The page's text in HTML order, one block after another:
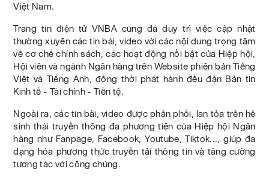
Việt Nam.
Trang tin điện tử VNBA cũng đã duy trì việc cập nhật
thường xuyên các tin bài, video với các nội dung trọng tâm
về cơ chế chính sách, các hoạt động nổi bật của Hiệp hội,
Hội viên và ngành Ngân hàng trên Website phiên bản Tiếng
Việt và Tiếng Anh, đồng thời phát hành đều đặn Bản tin
Kinh tế - Tài chính - Tiền tệ.
Ngoài ra, các tin bài, video được phân phối, lan tỏa trên hệ
sinh thái truyền thông đa phương tiện của Hiệp hội Ngân
hàng như Fanpage, Facebook, Youtube, Tiktok..., giúp đa
dạng hóa phương thức truyền tải thông tin và tăng cường
tương tác với công chúng.